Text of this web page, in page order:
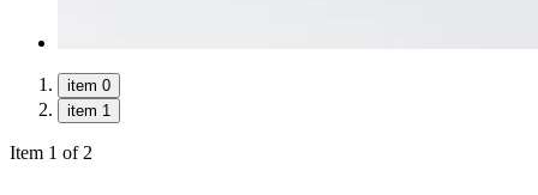
item 0
item 1
Item 1 of 2